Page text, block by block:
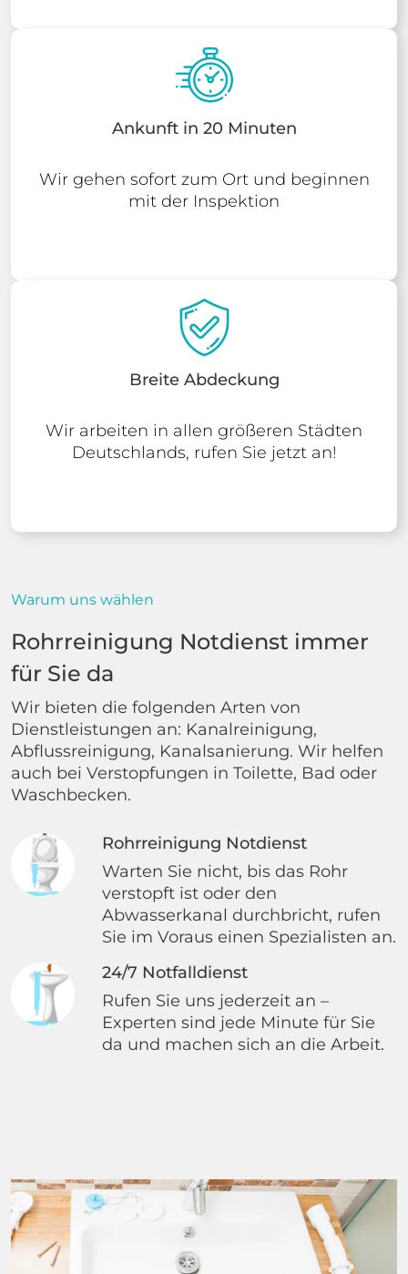
Ankunft in 20 Minuten
Wir gehen sofort zum Ort und beginnen
mit der Inspektion
Breite Abdeckung
Wir arbeiten in allen größeren Städten
Deutschlands, rufen Sie jetzt an!
Warum uns wählen
Rohrreinigung Notdienst immer
für Sie da
Wir bieten die folgenden Arten von
Dienstleistungen an: Kanalreinigung,
Abflussreinigung, Kanalsanierung. Wir helfen
auch bei Verstopfungen in Toilette, Bad oder
Waschbecken.
Rohrreinigung Notdienst
Warten Sie nicht, bis das Rohr
verstopft ist oder den
Abwasserkanal durchbricht, rufen
Sie im Voraus einen Spezialisten an.
24/7 Notfalldienst
Rufen Sie uns jederzeit an –
Experten sind jede Minute für Sie
da und machen sich an die Arbeit.